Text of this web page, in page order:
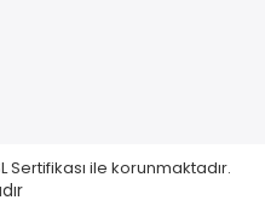
Sertifikası ile korunmaktadır.